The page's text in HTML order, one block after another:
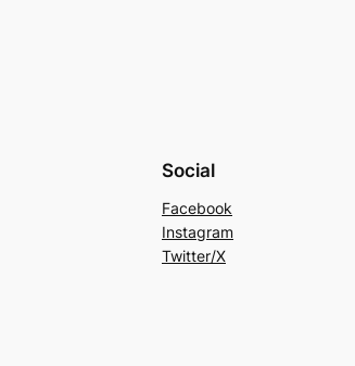
Social
Facebook
Instagram
Twitter/X